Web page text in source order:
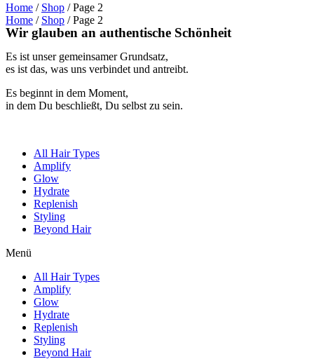
Home / Shop / Page 2
Home / Shop / Page 2
Wir glauben an authentische Schönheit
Es ist unser gemeinsamer Grundsatz,
es ist das, was uns verbindet und antreibt.
Es beginnt in dem Moment,
in dem Du beschließt, Du selbst zu sein.
All Hair Types
Amplify
Glow
Hydrate
Replenish
Styling
Beyond Hair
Menü
All Hair Types
Amplify
Glow
Hydrate
Replenish
Styling
Beyond Hair